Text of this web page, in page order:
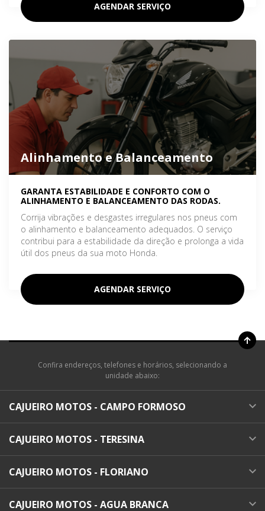
AGENDAR SERVIÇO
Alinhamento e Balanceamento
GARANTA ESTABILIDADE E CONFORTO COM O
ALINHAMENTO E BALANCEAMENTO DAS RODAS.
Corrija vibrações e desgastes irregulares nos pneus com
o alinhamento e balanceamento adequados. O serviço
contribui para a estabilidade da direção e prolonga a vida
útil dos pneus da sua moto Honda.
AGENDAR SERVIÇO
Confira endereços, telefones e horários, selecionando a
unidade abaixo:
CAJUEIRO MOTOS - CAMPO FORMOSO
CAJUEIRO MOTOS - TERESINA
CAJUEIRO MOTOS - FLORIANO
CAJUEIRO MOTOS - AGUA BRANCA